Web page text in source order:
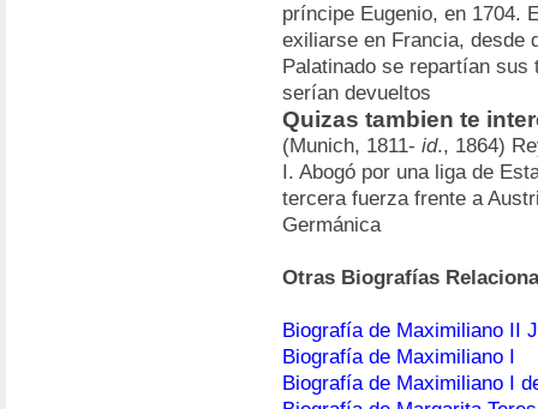
príncipe Eugenio, en 1704.
exiliarse en Francia, desde
Palatinado se repartían
serían devueltos
Quizas tambien te
(Munich, 1811- id., 1864)
I. Abogó por una liga de
tercera fuerza frente a
Germánica
Otras Biografías
Biografía de Maximiliano II
Biografía de Maximiliano I
Biografía de Maximiliano I